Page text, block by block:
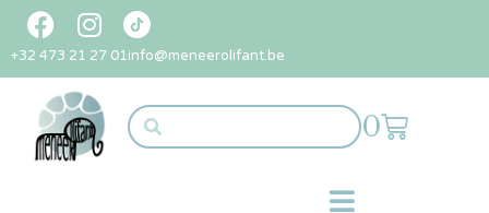
+32 473 21 27 01info@meneerolifant.be
0